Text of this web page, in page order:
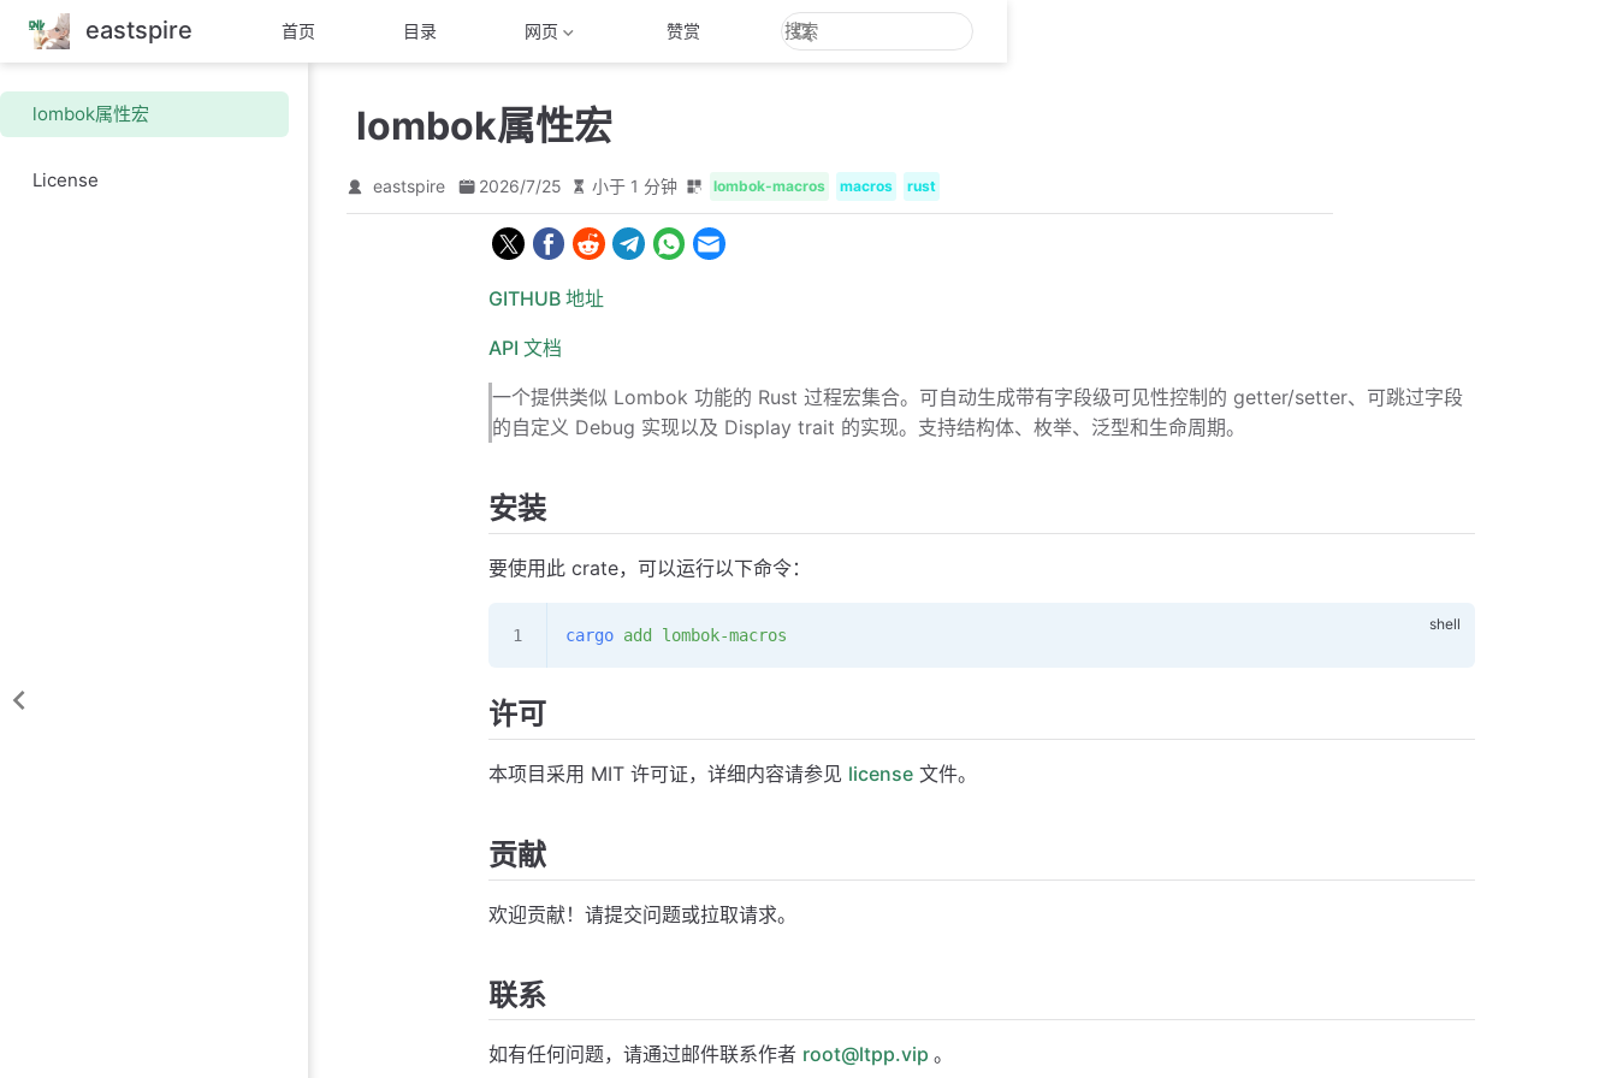
跳
至
要
eastspire 首页 目录 网页 赞赏
lombok属性宏
License
lombok属性宏
eastspire 2026/7/25 小于 1 分钟 lombok-macros macros rust
GITHUB 地址
API 文档
一个提供类似 Lombok 功能的 Rust 过程宏集合。可自动生成带有字段级可见性控制的 getter/setter、可跳过字段
的自定义 Debug 实现以及 Display trait 的实现。支持结构体、枚举、泛型和生命周期。
安装
要使用此 crate，可以运行以下命令：
cargo add lombok-macros
许可
本项目采用 MIT 许可证，详细内容请参见 license 文件。
贡献
欢迎贡献！请提交问题或拉取请求。
联系
如有任何问题，请通过邮件联系作者 root@ltpp.vip 。